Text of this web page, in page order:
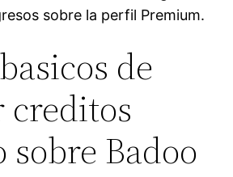
sobre la perfil Premium.
de
creditos
Badoo